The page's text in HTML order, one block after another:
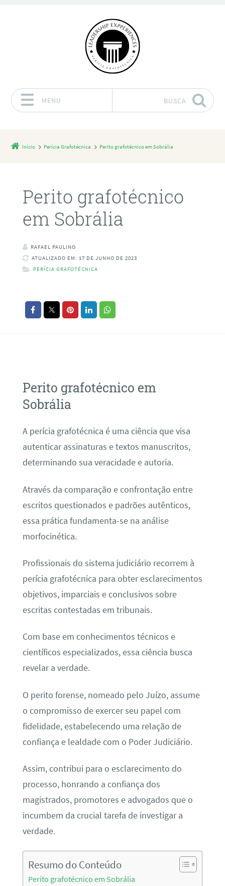
MENU BUSCA
Início Perícia Grafotécnica Perito grafotécnico em Sobrália
Perito grafotécnico
em Sobrália
RAFAEL PAULINO
ATUALIZADO EM: 17 DE JUNHO DE 2023
PERÍCIA GRAFOTÉCNICA
Perito grafotécnico em
Sobrália
A perícia grafotécnica é uma ciência que visa
autenticar assinaturas e textos manuscritos,
determinando sua veracidade e autoria.
Através da comparação e confrontação entre
escritos questionados e padrões autênticos,
essa prática fundamenta-se na análise
morfocinética.
Profissionais do sistema judiciário recorrem à
perícia grafotécnica para obter esclarecimentos
objetivos, imparciais e conclusivos sobre
escritas contestadas em tribunais.
Com base em conhecimentos técnicos e
científicos especializados, essa ciência busca
revelar a verdade.
O perito forense, nomeado pelo Juízo, assume
o compromisso de exercer seu papel com
fidelidade, estabelecendo uma relação de
confiança e lealdade com o Poder Judiciário.
Assim, contribui para o esclarecimento do
processo, honrando a confiança dos
magistrados, promotores e advogados que o
incumbem da crucial tarefa de investigar a
verdade.
Resumo do Conteúdo
Perito grafotécnico em Sobrália